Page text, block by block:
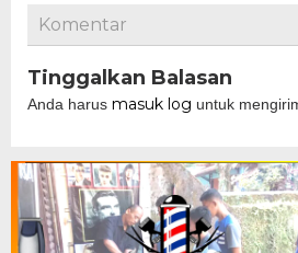
Komentar
Tinggalkan Balasan
Anda harus masuk log untuk